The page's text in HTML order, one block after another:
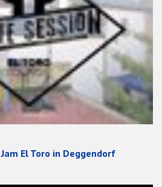
El Toro in Deggendorf